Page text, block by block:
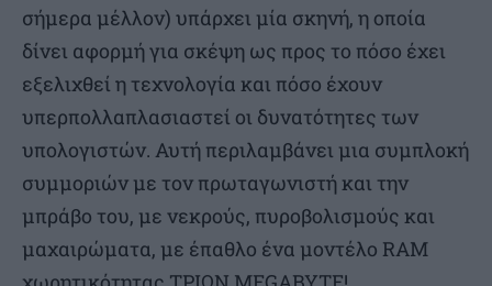
σήμερα μέλλον) υπάρχει μία σκηνή, η οποία
δίνει αφορμή για σκέψη ως προς το πόσο έχει
εξελιχθεί η τεχνολογία και πόσο έχουν
υπερπολλαπλασιαστεί οι δυνατότητες των
υπολογιστών. Αυτή περιλαμβάνει μια συμπλοκή
συμμοριών με τον πρωταγωνιστή και την
μπράβο του, με νεκρούς, πυροβολισμούς και
μαχαιρώματα, με έπαθλο ένα μοντέλο RAM